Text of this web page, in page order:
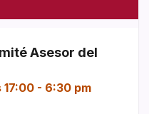
Asesor del
17:00 - 6:30 pm